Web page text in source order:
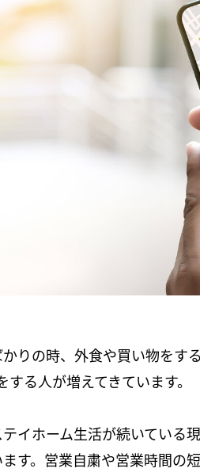
りの時、外食や買い物をす
る人が増えてきています。
イホーム生活が続いている
す。営業自粛や営業時間の